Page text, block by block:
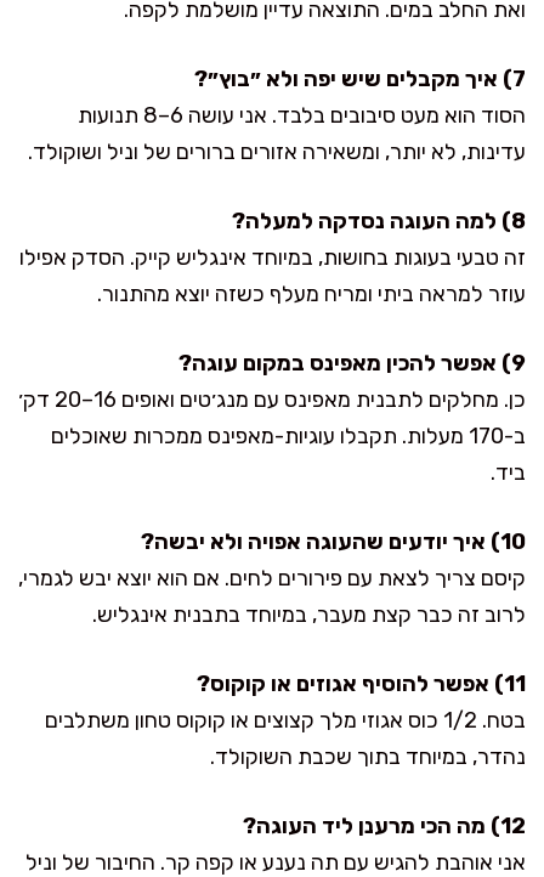
ואת החלב במים. התוצאה עדיין מושלמת לקפה.
7) איך מקבלים שיש יפה ולא ״בוץ״?
הסוד הוא מעט סיבובים בלבד. אני עושה 6–8 תנועות
עדינות, לא יותר, ומשאירה אזורים ברורים של וניל ושוקולד.
8) למה העוגה נסדקה למעלה?
זה טבעי בעוגות בחושות, במיוחד אינגליש קייק. הסדק אפילו
עוזר למראה ביתי ומריח מעלף כשזה יוצא מהתנור.
9) אפשר להכין מאפינס במקום עוגה?
כן. מחלקים לתבנית מאפינס עם מנג׳טים ואופים 16–20 דק׳
ב-170 מעלות. תקבלו עוגיות-מאפינס ממכרות שאוכלים
ביד.
10) איך יודעים שהעוגה אפויה ולא יבשה?
קיסם צריך לצאת עם פירורים לחים. אם הוא יוצא יבש לגמרי,
לרוב זה כבר קצת מעבר, במיוחד בתבנית אינגליש.
11) אפשר להוסיף אגוזים או קוקוס?
בטח. 1/2 כוס אגוזי מלך קצוצים או קוקוס טחון משתלבים
נהדר, במיוחד בתוך שכבת השוקולד.
12) מה הכי מרענן ליד העוגה?
אני אוהבת להגיש עם תה נענע או קפה קר. החיבור של וניל